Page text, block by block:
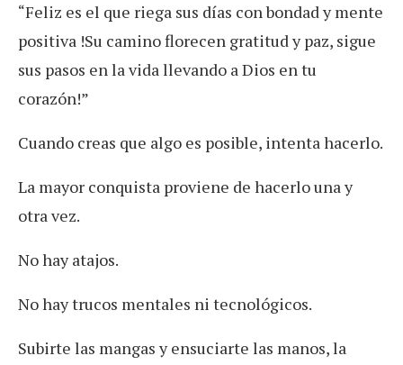
“Feliz es el que riega sus días con bondad y mente
positiva !Su camino florecen gratitud y paz, sigue
sus pasos en la vida llevando a Dios en tu
corazón!”
Cuando creas que algo es posible, intenta hacerlo.
La mayor conquista proviene de hacerlo una y
otra vez.
No hay atajos.
No hay trucos mentales ni tecnológicos.
Subirte las mangas y ensuciarte las manos, la